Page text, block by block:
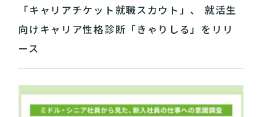
「キャリアチケット就職スカウト」、 就活生
向けキャリア性格診断「きゃりしる」をリリ
ース